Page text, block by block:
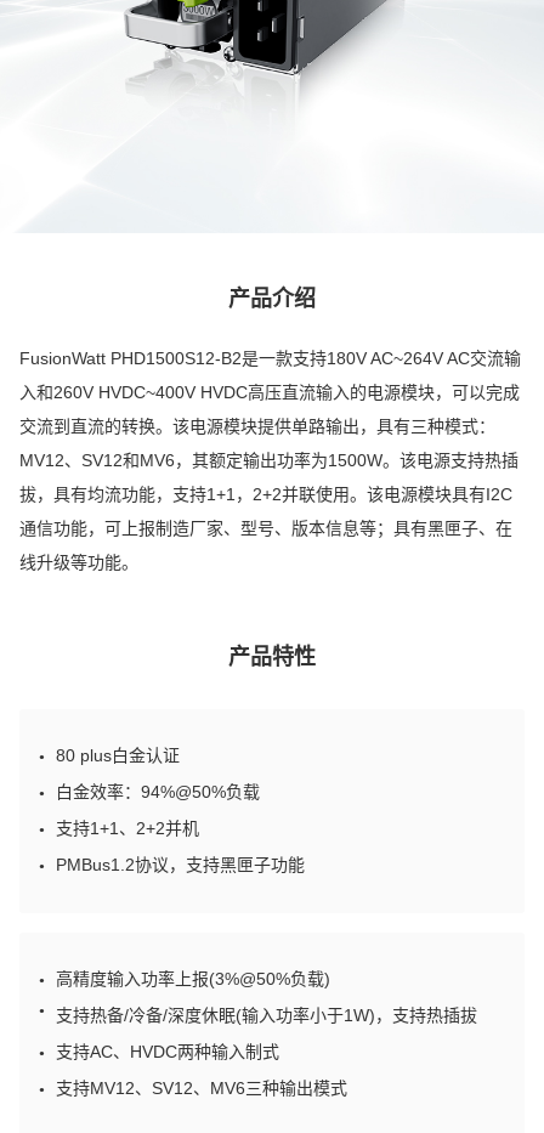
产品介绍
FusionWatt PHD1500S12-B2是一款支持180V AC~264V AC交流输
入和260V HVDC~400V HVDC高压直流输入的电源模块，可以完成
交流到直流的转换。该电源模块提供单路输出，具有三种模式：
MV12、SV12和MV6，其额定输出功率为1500W。该电源支持热插
拔，具有均流功能，支持1+1，2+2并联使用。该电源模块具有I2C
通信功能，可上报制造厂家、型号、版本信息等；具有黑匣子、在
线升级等功能。
产品特性
● 80 plus白金认证
● 白金效率：94%@50%负载
● 支持1+1、2+2并机
● PMBus1.2协议，支持黑匣子功能
● 高精度输入功率上报(3%@50%负载)
● 支持热备/冷备/深度休眠(输入功率小于1W)，支持热插拔
● 支持AC、HVDC两种输入制式
● 支持MV12、SV12、MV6三种输出模式